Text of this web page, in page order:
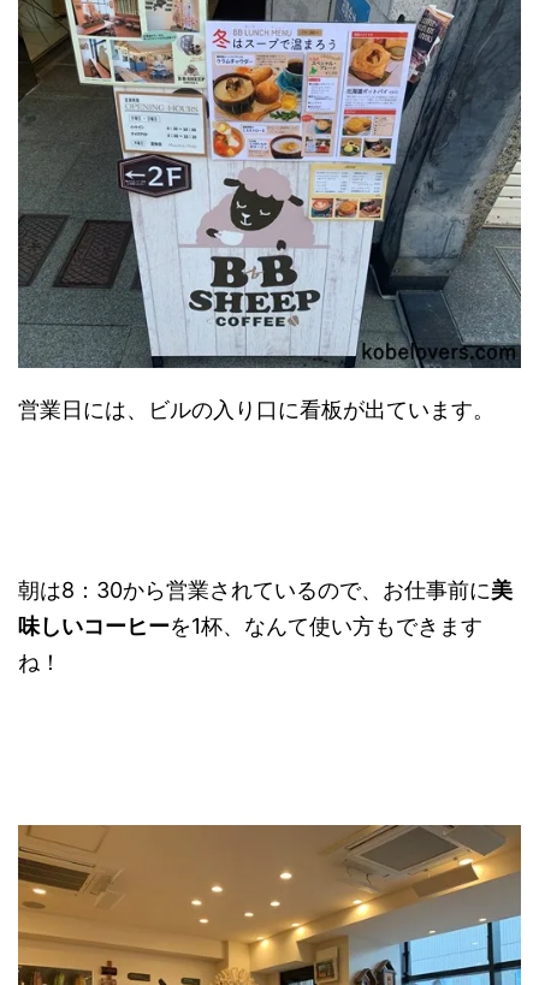
営業日には、ビルの入り口に看板が出ています。
朝は8：30から営業されているので、お仕事前に美
味しいコーヒーを1杯、なんて使い方もできます
ね！